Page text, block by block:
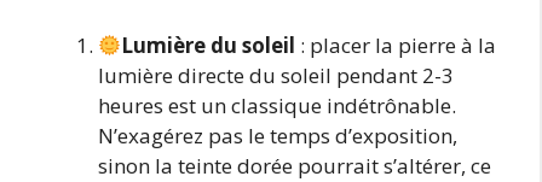
Lumière du soleil : placer la pierre à la
lumière directe du soleil pendant 2-3
heures est un classique indétrônable.
N’exagérez pas le temps d’exposition,
sinon la teinte dorée pourrait s’altérer, ce